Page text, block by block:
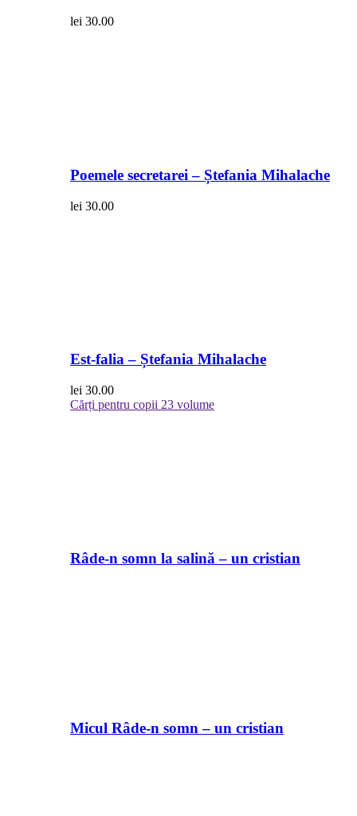
lei 30.00
Poemele secretarei – Ștefania Mihalache
lei 30.00
Est-falia – Ștefania Mihalache
lei 30.00
Cărți pentru copii 23 volume
Râde-n somn la salină – un cristian
Micul Râde-n somn – un cristian